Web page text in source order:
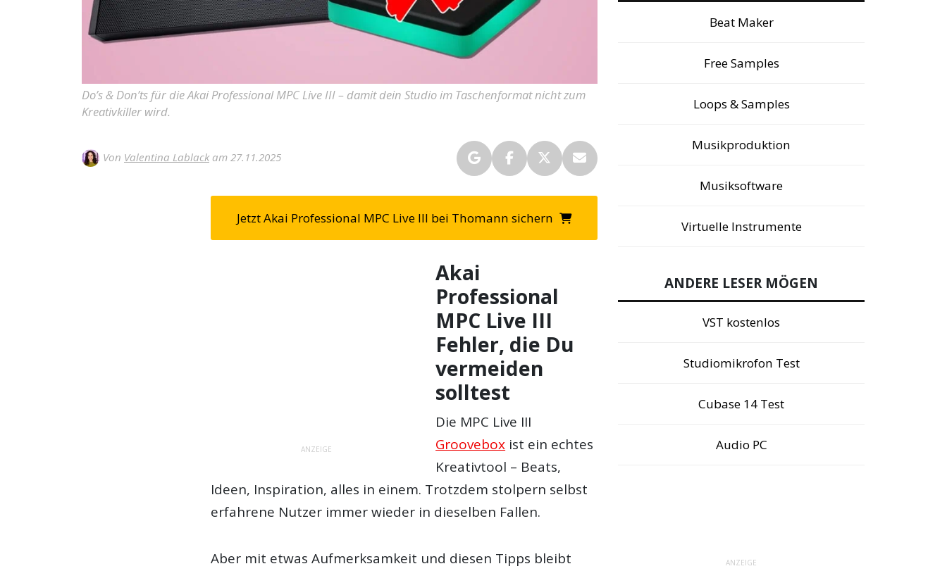
Do’s & Don’ts für die Akai Professional MPC Live III – damit dein Studio im Taschenformat nicht zum
Kreativkiller wird.
Von Valentina Lablack am 27.11.2025
Jetzt Akai Professional MPC Live III bei Thomann sichern
ANZEIGE
Akai
Professional
MPC Live III
Fehler, die Du
vermeiden
solltest
Die MPC Live III
Groovebox ist ein echtes
Kreativtool – Beats,
Ideen, Inspiration, alles in einem. Trotzdem stolpern selbst
erfahrene Nutzer immer wieder in dieselben Fallen.
Aber mit etwas Aufmerksamkeit und diesen Tipps bleibt
Beat Maker
Free Samples
Loops & Samples
Musikproduktion
Musiksoftware
Virtuelle Instrumente
ANDERE LESER MÖGEN
VST kostenlos
Studiomikrofon Test
Cubase 14 Test
Audio PC
ANZEIGE